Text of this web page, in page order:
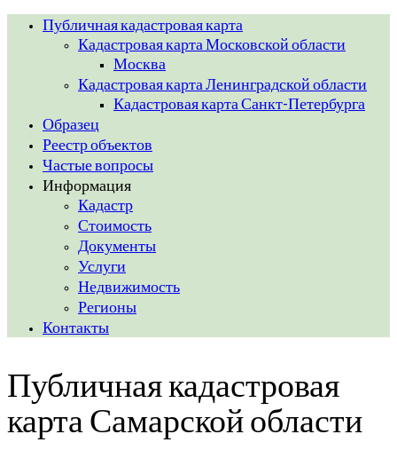
Публичная кадастровая карта
Кадастровая карта Московской области
Москва
Кадастровая карта Ленинградской области
Кадастровая карта Санкт-Петербурга
Образец
Реестр объектов
Частые вопросы
Информация
Кадастр
Стоимость
Документы
Услуги
Недвижимость
Регионы
Контакты
Публичная кадастровая
карта Самарской области